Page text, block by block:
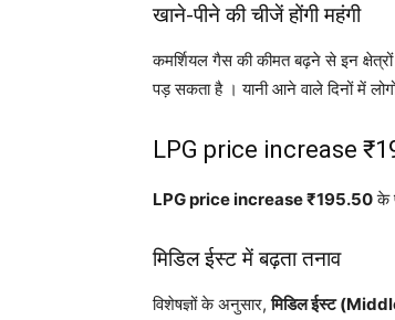
खाने-पीने की चीजें होंगी महंगी
कमर्शियल गैस की कीमत बढ़ने से इन
पड़ सकता है । यानी आने वाले दिनों में
LPG price increase
LPG price increase ₹195.50के
मिडिल ईस्ट में बढ़ता तनाव
विशेषज्ञों के अनुसार,मिडिल ईस्ट